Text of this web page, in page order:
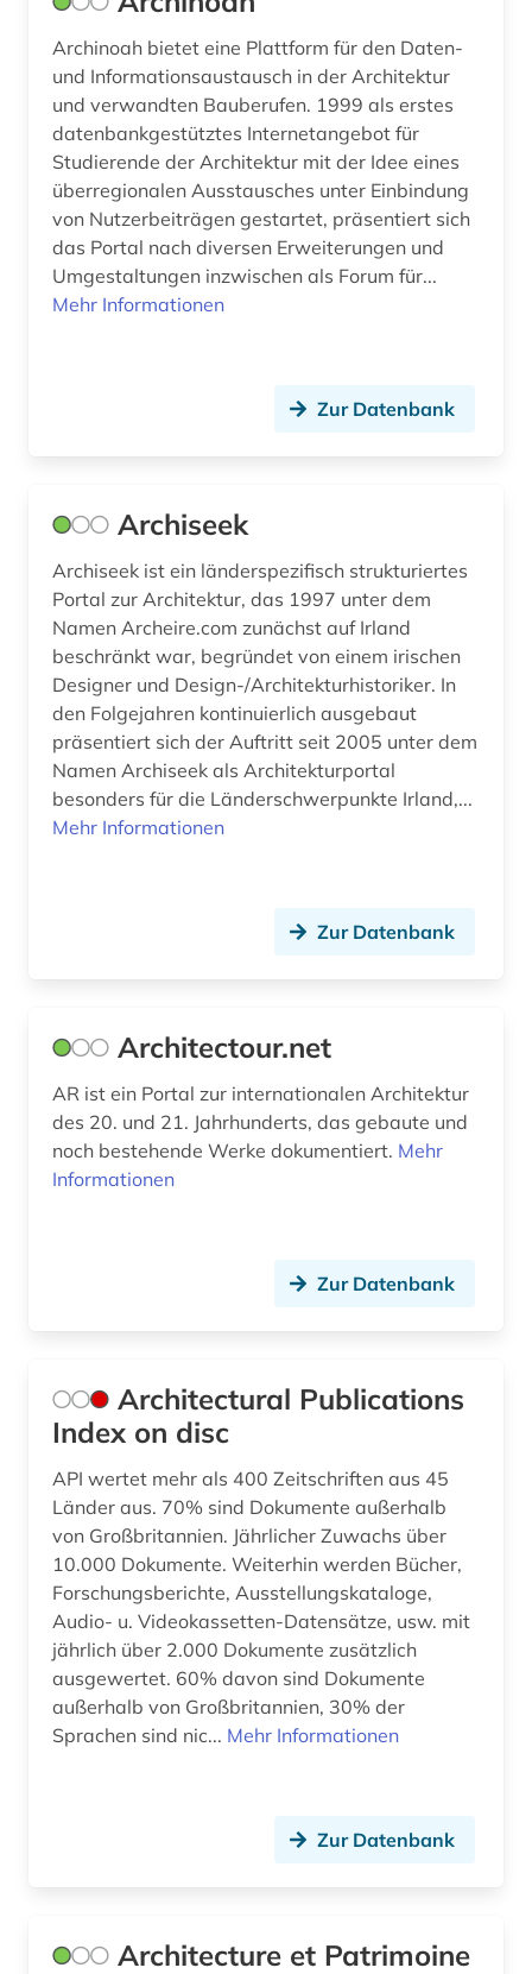
eisenbahn (1)
eisenbahnwesen (1)
ejournals (1)
elearning (2)
elektronik (4)
energie (2)
energieausweis (1)
energiebewusstes bauen (6)
energieeffizienz (2)
energieeinsparung (3)
energieeinsparverordnung (1)
energietechnik (4)
englisch (6)
enzyklopädie (1)
enzym (1)
estland (1)
europa (4)
europäische technische bewertung (eta) (1)
explosionen (1)
fachportal (2)
fahrzeugtechnik (1)
Archinoah bietet eine Plattform für den Daten-
und Informationsaustausch in der Architektur
und verwandten Bauberufen. 1999 als erstes
datenbankgestütztes Internetangebot für
Studierende der Architektur mit der Idee eines
überregionalen Ausstausches unter Einbindung
von Nutzerbeiträgen gestartet, präsentiert sich
das Portal nach diversen Erweiterungen und
Umgestaltungen inzwischen als Forum für...
Mehr Informationen
Zur Datenbank
Archiseek
Archiseek ist ein länderspezifisch strukturiertes
Portal zur Architektur, das 1997 unter dem
Namen Archeire.com zunächst auf Irland
beschränkt war, begründet von einem irischen
Designer und Design-/Architekturhistoriker. In
den Folgejahren kontinuierlich ausgebaut
präsentiert sich der Auftritt seit 2005 unter dem
Namen Archiseek als Architekturportal
besonders für die Länderschwerpunkte Irland,...
Mehr Informationen
Zur Datenbank
Architectour.net
AR ist ein Portal zur internationalen Architektur
des 20. und 21. Jahrhunderts, das gebaute und
noch bestehende Werke dokumentiert. Mehr
Informationen
Zur Datenbank
Architectural Publications
Index on disc
API wertet mehr als 400 Zeitschriften aus 45
Länder aus. 70% sind Dokumente außerhalb
von Großbritannien. Jährlicher Zuwachs über
10.000 Dokumente. Weiterhin werden Bücher,
Forschungsberichte, Ausstellungskataloge,
Audio- u. Videokassetten-Datensätze, usw. mit
jährlich über 2.000 Dokumente zusätzlich
ausgewertet. 60% davon sind Dokumente
außerhalb von Großbritannien, 30% der
Sprachen sind nic... Mehr Informationen
Zur Datenbank
Architecture et Patrimoine